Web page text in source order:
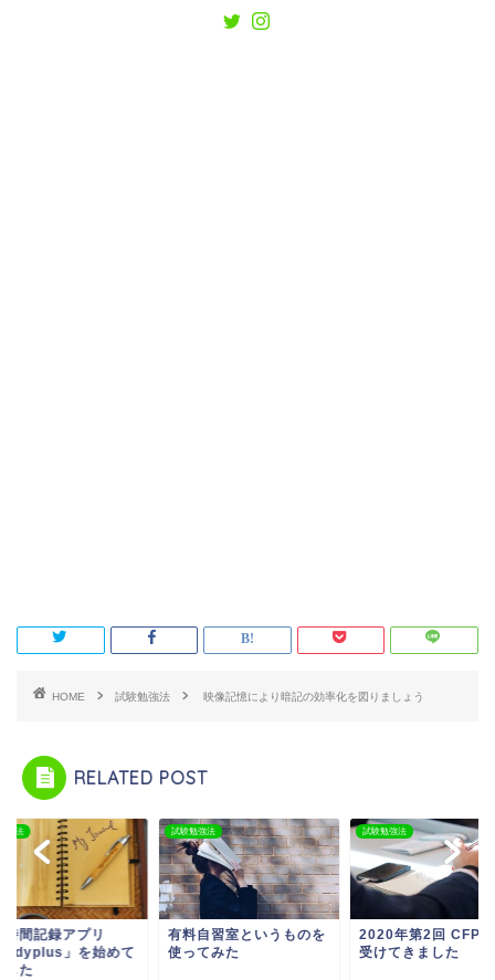
HOME 試験勉強法 映像記憶により暗記の効率化を図りましょう
RELATED POST
強法
時間記録アプリ
」を始めて
した
試験勉強法
有料自習室というものを
使ってみた
試験勉強法
2020年第2回 CFP
受けてきました